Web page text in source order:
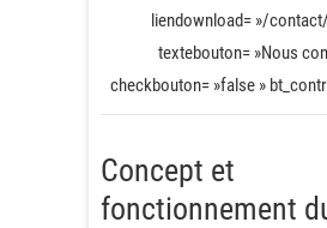
liendownload= »/
textebouton= »Nous
checkbouton= »false »
Concept et
fonctionnement